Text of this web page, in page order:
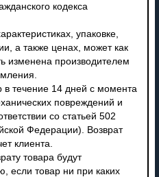
кодекса
упаковке,
а также ценах, может как
изменена производителем
в течение 14 дней с момента
повреждений и
со статьей 502
Федерации). Возврат
клиента.
товара будут
если товар ни при каких